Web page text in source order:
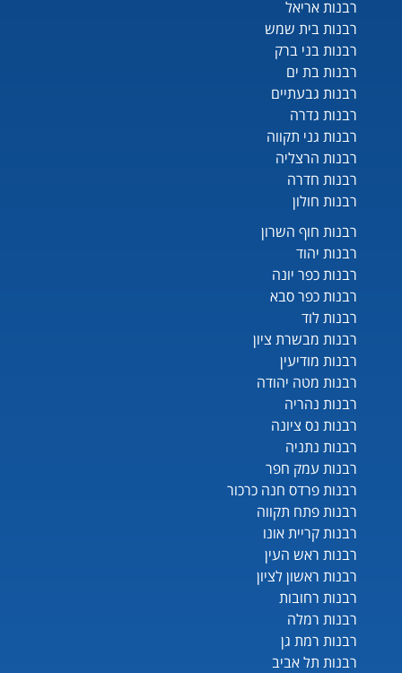
רבנות אריאל
רבנות בית שמש
רבנות בני ברק
רבנות בת ים
רבנות גבעתיים
רבנות גדרה
רבנות גני תקווה
רבנות הרצליה
רבנות חדרה
רבנות חולון
רבנות חוף השרון
רבנות יהוד
רבנות כפר יונה
רבנות כפר סבא
רבנות לוד
רבנות מבשרת ציון
רבנות מודיעין
רבנות מטה יהודה
רבנות נהריה
רבנות נס ציונה
רבנות נתניה
רבנות עמק חפר
רבנות פרדס חנה כרכור
רבנות פתח תקווה
רבנות קריית אונו
רבנות ראש העין
רבנות ראשון לציון
רבנות רחובות
רבנות רמלה
רבנות רמת גן
רבנות תל אביב